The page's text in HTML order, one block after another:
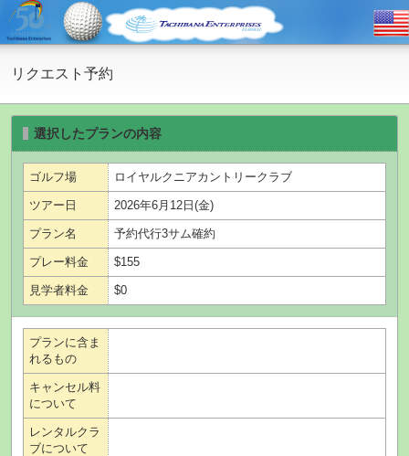
リクエスト予約
選択したプランの内容
ゴルフ場 ロイヤルクニアカントリークラブ
ツアー日 2026年6月12日(金)
プラン名 予約代行3サム確約
プレー料金 $155
見学者料金 $0
プランに含ま
れるもの
キャンセル料
について
レンタルクラ
ブについて